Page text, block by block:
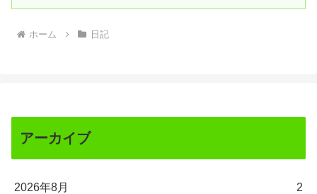
ホーム 日記
アーカイブ
2026年8月 2